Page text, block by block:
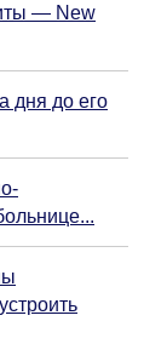
— New
дня до его